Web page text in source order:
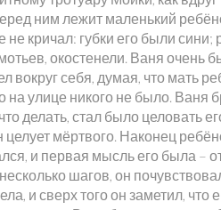
ним лежит маленький
кричал: губки его были сини;
окостенели. Ваня очень
вокруг себя, думая, что мать
на улице никого не было. Ваня
делать, стал было целовать
целует мёртвого. Наконец
и первая мысль его была –
шагов, он
и сверх того он заметил, что